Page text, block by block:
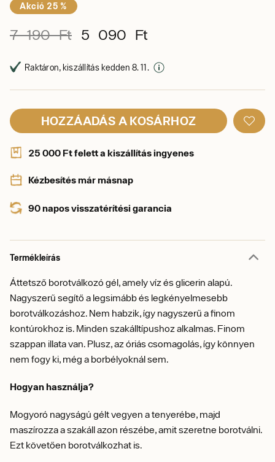
Akció 25 %
7 190 Ft 5 090 Ft
Raktáron, kiszállítás kedden 8. 11.
HOZZÁADÁS A KOSÁRHOZ
25 000 Ft felett a kiszállítás ingyenes
Kézbesítés már másnap
90 napos visszatérítési garancia
Termékleírás
Áttetsző borotválkozó gél, amely víz és glicerin alapú.
Nagyszerű segítő a legsimább és legkényelmesebb
borotválkozáshoz. Nem habzik, így nagyszerű a finom
kontúrokhoz is. Minden szakálltípushoz alkalmas. Finom
szappan illata van. Plusz, az óriás csomagolás, így könnyen
nem fogy ki, még a borbélyoknál sem.
Hogyan használja?
Mogyoró nagyságú gélt vegyen a tenyerébe, majd
maszírozza a szakáll azon részébe, amit szeretne borotválni.
Ezt követően borotválkozhat is.